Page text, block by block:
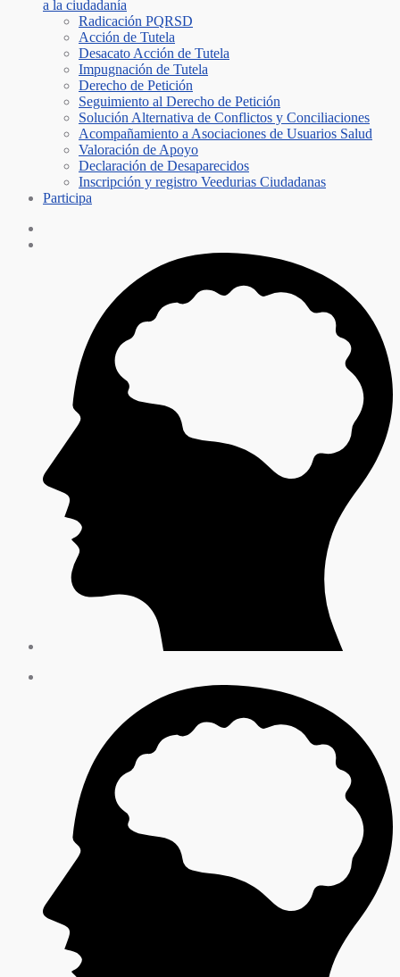
a la ciudadanía
Radicación PQRSD
Acción de Tutela
Desacato Acción de Tutela
Impugnación de Tutela
Derecho de Petición
Seguimiento al Derecho de Petición
Solución Alternativa de Conflictos y Conciliaciones
Acompañamiento a Asociaciones de Usuarios Salud
Valoración de Apoyo
Declaración de Desaparecidos
Inscripción y registro Veedurias Ciudadanas
Participa